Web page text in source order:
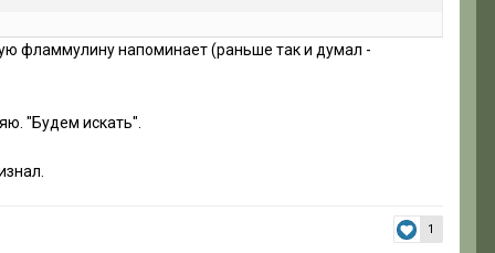
фламмулину напоминает (раньше так и думал -
"Будем искать".
1